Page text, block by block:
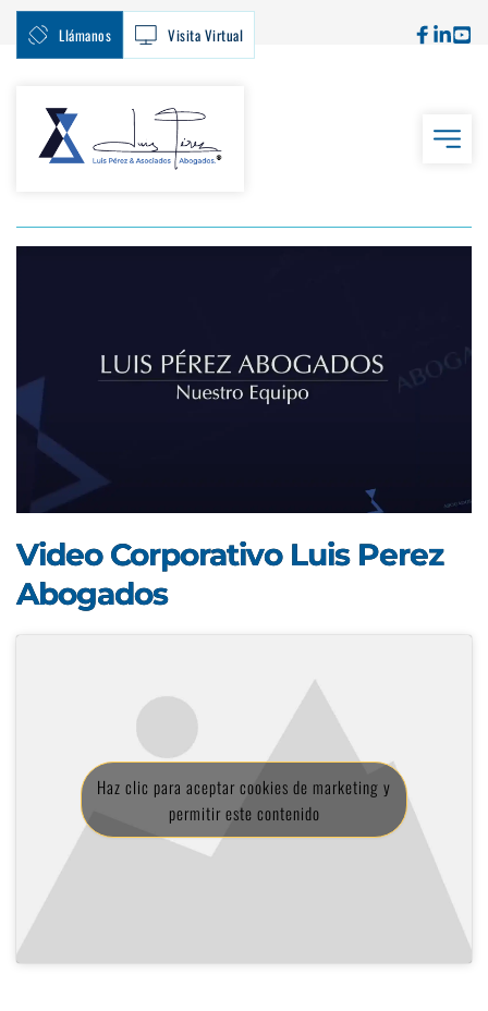
Llámanos Visita Virtual
Video Corporativo Luis Perez
Abogados
Haz clic para aceptar cookies de marketing y
permitir este contenido